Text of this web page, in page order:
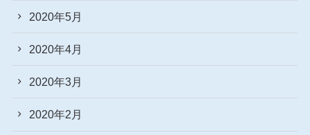
2020年5月
2020年4月
2020年3月
2020年2月